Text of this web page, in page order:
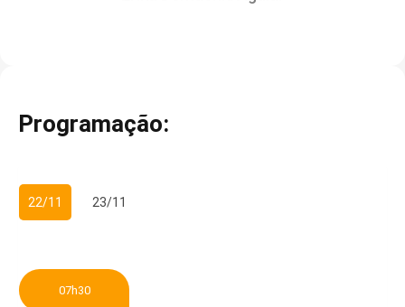
Programação:
22/11 23/11
07h30